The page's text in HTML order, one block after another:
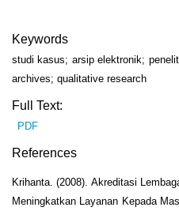
Keywords
studi kasus; arsip elektronik;
archives; qualitative research
Full Text:
PDF
References
Krihanta. (2008). Akreditasi
Meningkatkan Layanan Kepada